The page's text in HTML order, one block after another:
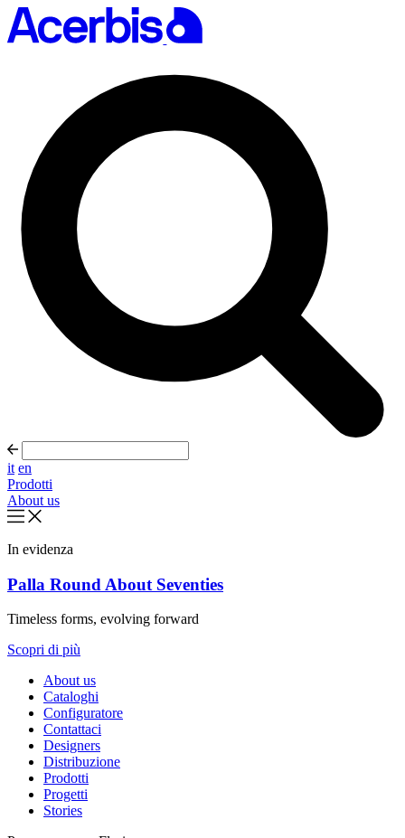
it en
Prodotti
About us
In evidenza
Palla Round About Seventies
Timeless forms, evolving forward
Scopri di più
About us
Cataloghi
Configuratore
Contattaci
Designers
Distribuzione
Prodotti
Progetti
Stories